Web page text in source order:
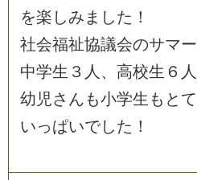
を楽 しみ ま した ！
社会福祉協議会のサマー
中学生 ３ 人 、 高校生 ６ 人
幼 児さ んも小学生 も と て
いっぱいでした ！